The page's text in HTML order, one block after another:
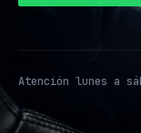
Atención lunes a